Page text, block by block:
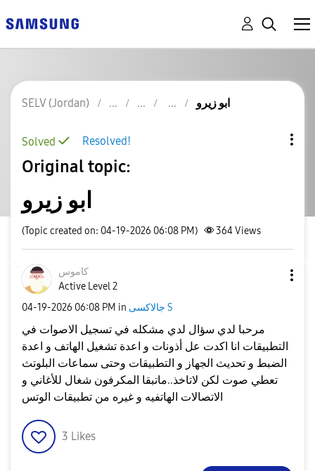
SELV (Jordan) ابو زيرو
Resolved!
Solved
Original topic:
ابو زيرو
(Topic created on: 04-19-2026 06:08 PM) 364Views
كاموس
Active Level 2
‎04-19-2026 06:08 PM in جالاكسى S
مرحبا لدي سؤال لدي مشكله في تسجيل الاصوات في
التطبيقات انا اكدت عل أذونات و اعدة تشغيل الهاتف و اعدة
الضبط و تحديث الجهاز و التطبيقات وحتى سماعات البلوتث
تعطي صوت لكن لاتاخذ..ماتبقا المكرفون شغال للأغاني و
3 Likes